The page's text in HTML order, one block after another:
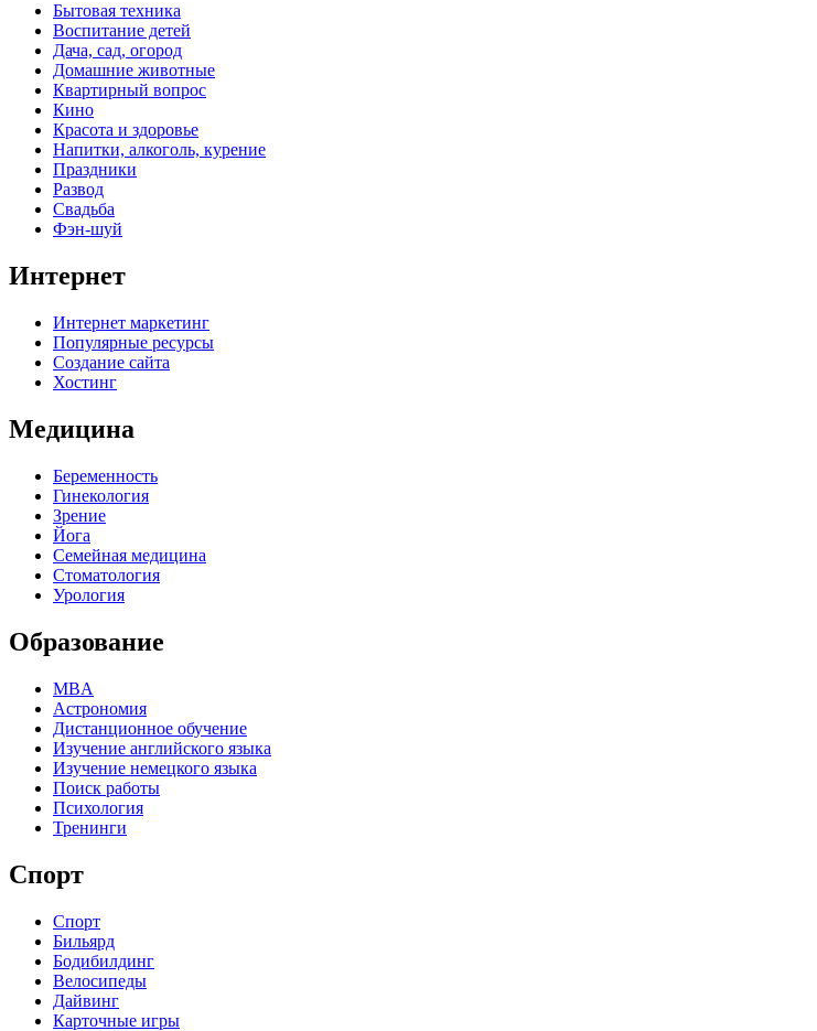
Бытовая техника
Воспитание детей
Дача, сад, огород
Домашние животные
Квартирный вопрос
Кино
Красота и здоровье
Напитки, алкоголь, курение
Праздники
Развод
Свадьба
Фэн-шуй
Интернет
Интернет маркетинг
Популярные ресурсы
Создание сайта
Хостинг
Медицина
Беременность
Гинекология
Зрение
Йога
Семейная медицина
Стоматология
Урология
Образование
MBA
Астрономия
Дистанционное обучение
Изучение английского языка
Изучение немецкого языка
Поиск работы
Психология
Тренинги
Спорт
Спорт
Бильярд
Бодибилдинг
Велосипеды
Дайвинг
Карточные игры